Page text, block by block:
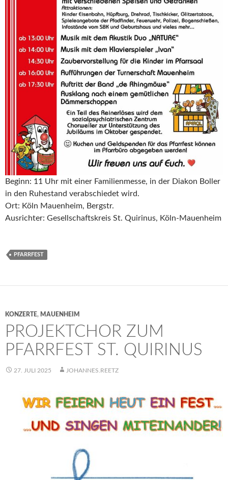
Beginn: 11 Uhr mit einer Familienmesse, in der Diakon Boller
in den Ruhestand verabschiedet wird.
Ort: Köln Mauenheim, Bergstr.
Ausrichter: Gesellschaftskreis St. Quirinus, Köln-Mauenheim
PFARRFEST
KONZERTE, MAUENHEIM
PROJEKTCHOR ZUM
PFARRFEST ST. QUIRINUS
27. JULI 2025 JOHANNES.REETZ